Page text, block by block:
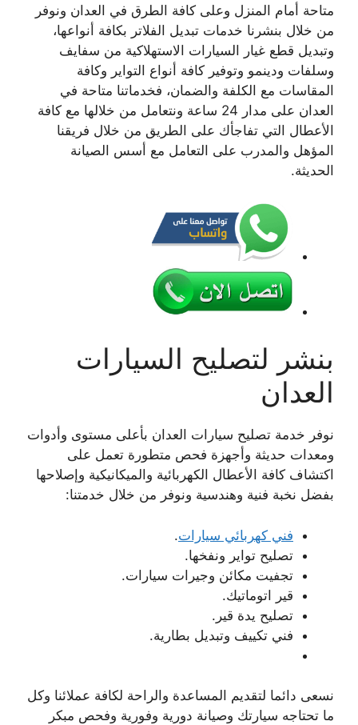
متاحة أمام المنزل وعلى كافة الطرق في العدان ونوفر
من خلال بنشرنا خدمات تبديل الفلاتر بكافة أنواعها،
وتبديل قطع غيار السيارات الاستهلاكية من سفايف
وسلفات ودينمو وتوفير كافة أنواع التواير وكافة
المقاسات مع الكلفة والضمان، فخدماتنا متاحة في
العدان على مدار 24 ساعة ونتعامل من خلالها مع كافة
الأعطال التي تفاجأك على الطريق من خلال فريقنا
المؤهل والمدرب على التعامل مع أسس الصيانة
الحديثة.
بنشر لتصليح السيارات
العدان
نوفر خدمة تصليح سيارات العدان بأعلى مستوى وأدوات
ومعدات حديثة وأجهزة فحص متطورة تعمل على
اكتشاف كافة الأعطال الكهربائية والميكانيكية وإصلاحها
بفضل نخبة فنية وهندسية ونوفر من خلال خدمتنا:
فني كهربائي سيارات.
تصليح تواير ونفخها.
تجفيت مكائن وجيرات سيارات.
قير اتوماتيك.
تصليح يدة قير.
فني تكييف وتبديل بطارية.
نسعى دائما لتقديم المساعدة والراحة لكافة عملائنا وكل
ما تحتاجه سيارتك وصيانة دورية وفورية وفحص مبكر